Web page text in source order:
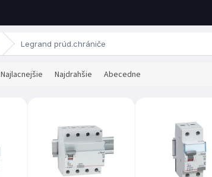
Legrand prúd.chrániče
Najlacnejšie Najdrahšie Abecedne